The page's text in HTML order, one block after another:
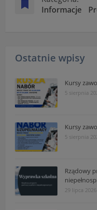
Informacje
Ostatnie wpisy
Kursy
5 sierpnia
Kursy
5 sierpnia
Rządowy
29 lipca 2026